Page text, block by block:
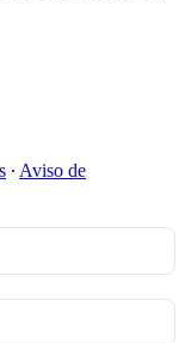
∙ Aviso de